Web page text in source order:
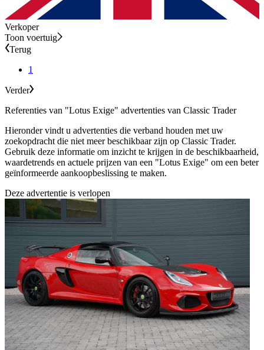
Verkoper
Toon voertuig
Terug
1
Verder
Referenties van "Lotus Exige" advertenties van Classic Trader
Hieronder vindt u advertenties die verband houden met uw
zoekopdracht die niet meer beschikbaar zijn op Classic Trader.
Gebruik deze informatie om inzicht te krijgen in de beschikbaarheid,
waardetrends en actuele prijzen van een "Lotus Exige" om een beter
geïnformeerde aankoopbeslissing te maken.
Deze advertentie is verlopen